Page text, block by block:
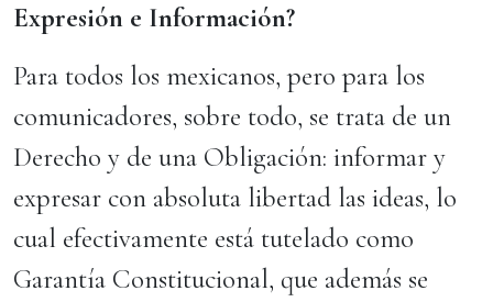
Expresión e Información?
Para todos los mexicanos, pero para los
comunicadores, sobre todo, se trata de un
Derecho y de una Obligación: informar y
expresar con absoluta libertad las ideas, lo
cual efectivamente está tutelado como
Garantía Constitucional, que además se